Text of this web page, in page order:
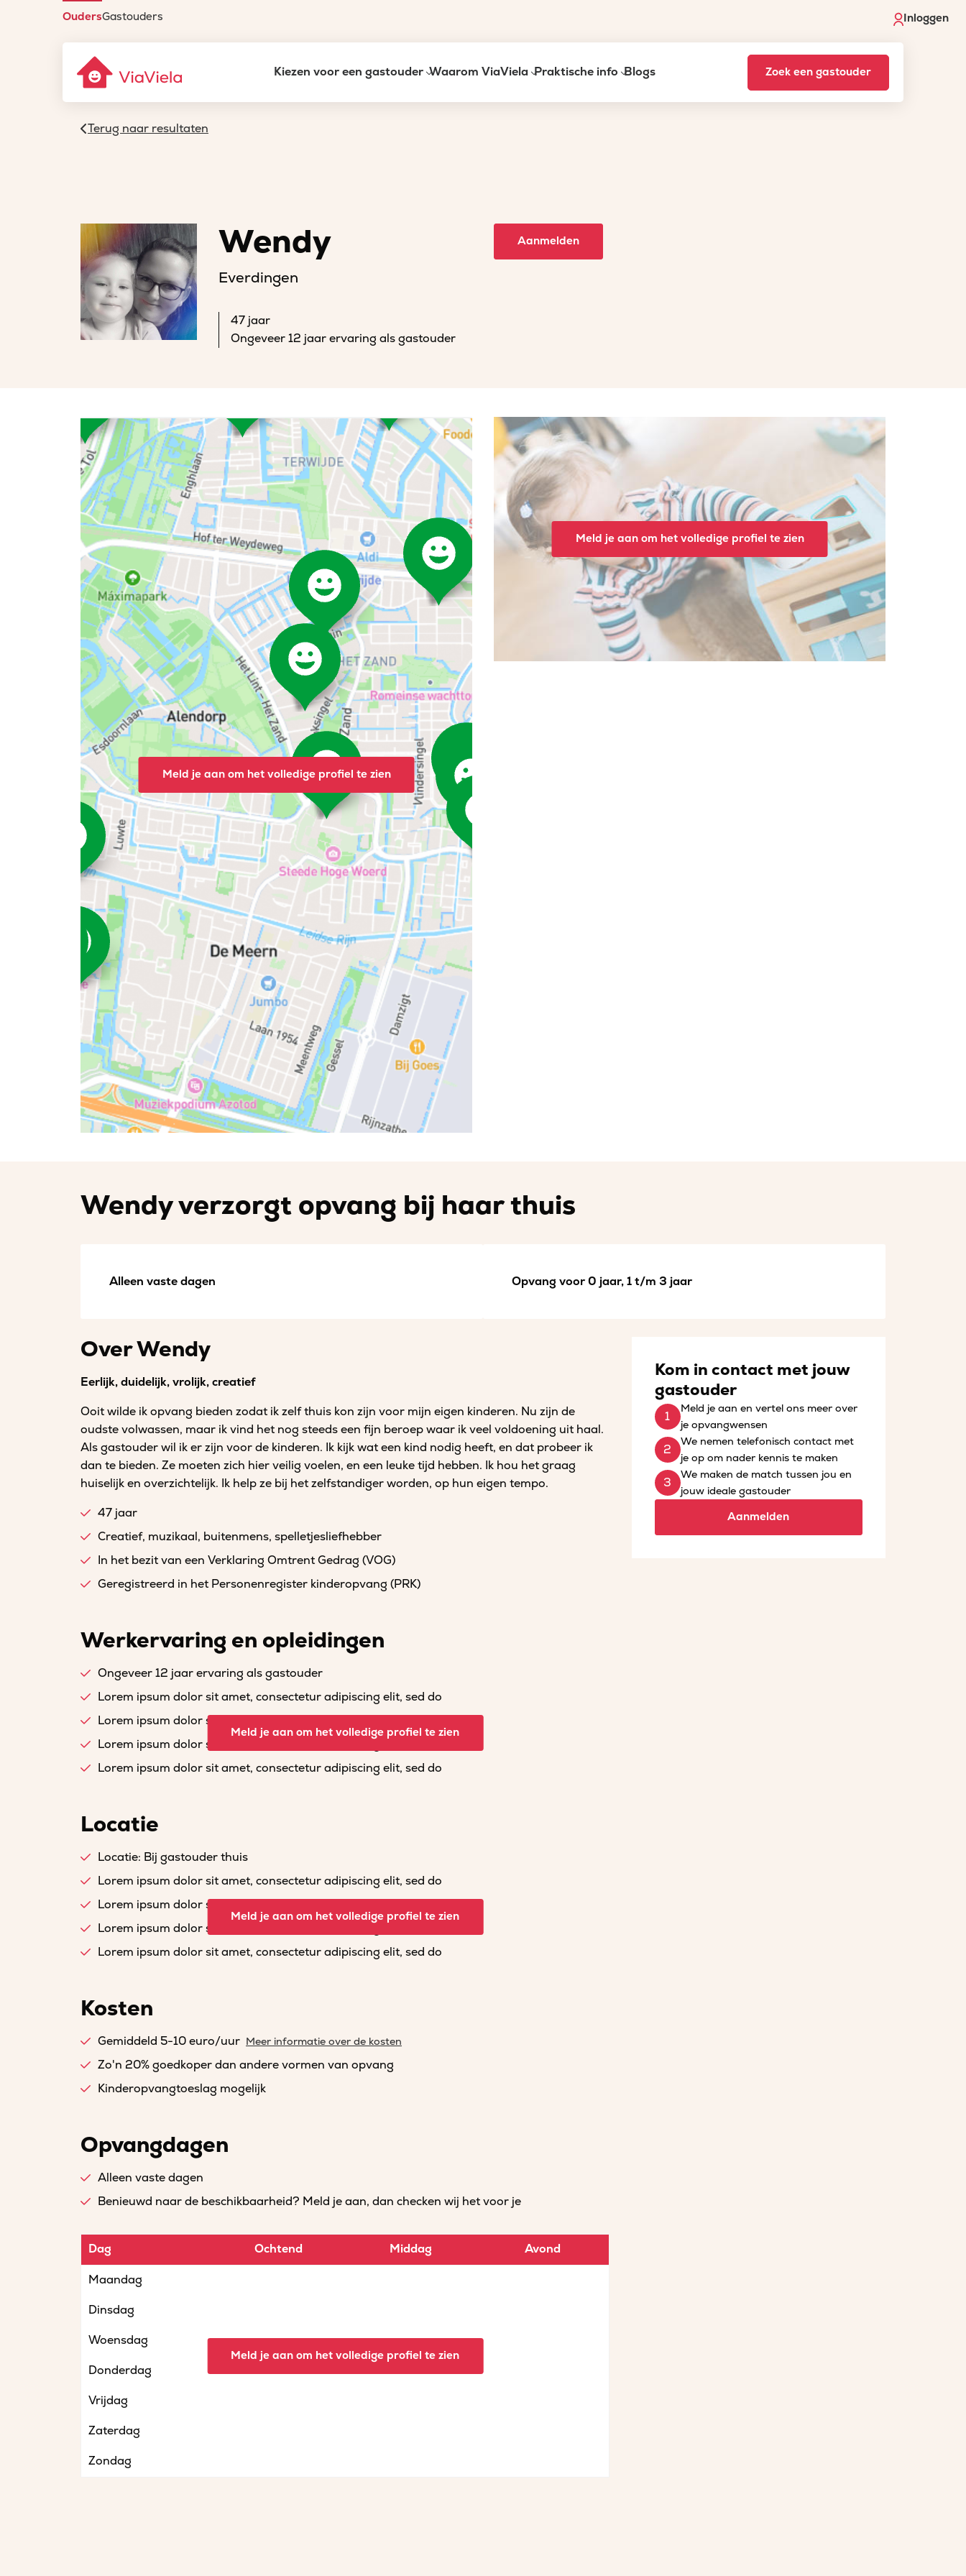
OudersGastouders Inloggen
Kiezen voor een gastouder Waarom ViaViela Praktische info Blogs Zoek een gastouder
Terug naar resultaten
Wendy
Everdingen
47 jaar
Ongeveer 12 jaar ervaring als gastouder
Aanmelden
Meld je aan om het volledige profiel te zien
Meld je aan om het volledige profiel te zien
Wendy verzorgt opvang bij haar thuis
Alleen vaste dagen Opvang voor 0 jaar, 1 t/m 3 jaar
Over Wendy
Eerlijk, duidelijk, vrolijk, creatief
Ooit wilde ik opvang bieden zodat ik zelf thuis kon zijn voor mijn eigen kinderen. Nu zijn de
oudste volwassen, maar ik vind het nog steeds een fijn beroep waar ik veel voldoening uit haal.
Als gastouder wil ik er zijn voor de kinderen. Ik kijk wat een kind nodig heeft, en dat probeer ik
dan te bieden. Ze moeten zich hier veilig voelen, en een leuke tijd hebben. Ik hou het graag
huiselijk en overzichtelijk. Ik help ze bij het zelfstandiger worden, op hun eigen tempo.
47 jaar
Creatief, muzikaal, buitenmens, spelletjesliefhebber
In het bezit van een Verklaring Omtrent Gedrag (VOG)
Geregistreerd in het Personenregister kinderopvang (PRK)
Kom in contact met jouw
gastouder
Meld je aan en vertel ons meer over
je opvangwensen
We nemen telefonisch contact met
je op om nader kennis te maken
We maken de match tussen jou en
jouw ideale gastouder
Aanmelden
Werkervaring en opleidingen
Ongeveer 12 jaar ervaring als gastouder
Lorem ipsum dolor sit amet, consectetur adipiscing elit, sed do
Lorem ipsum dolor sit amet, consectetur adipiscing elit, sed do
Lorem ipsum dolor sit amet, consectetur adipiscing elit, sed do
Lorem ipsum dolor sit amet, consectetur adipiscing elit, sed do
Meld je aan om het volledige profiel te zien
Locatie
Locatie: Bij gastouder thuis
Lorem ipsum dolor sit amet, consectetur adipiscing elit, sed do
Lorem ipsum dolor sit amet, consectetur adipiscing elit, sed do
Lorem ipsum dolor sit amet, consectetur adipiscing elit, sed do
Lorem ipsum dolor sit amet, consectetur adipiscing elit, sed do
Meld je aan om het volledige profiel te zien
Kosten
Gemiddeld 5-10 euro/uur Meer informatie over de kosten
Zo'n 20% goedkoper dan andere vormen van opvang
Kinderopvangtoeslag mogelijk
Opvangdagen
Alleen vaste dagen
Benieuwd naar de beschikbaarheid? Meld je aan, dan checken wij het voor je
Dag Ochtend Middag Avond
Maandag
Dinsdag
Woensdag
Donderdag
Vrijdag
Zaterdag
Zondag
Meld je aan om het volledige profiel te zien